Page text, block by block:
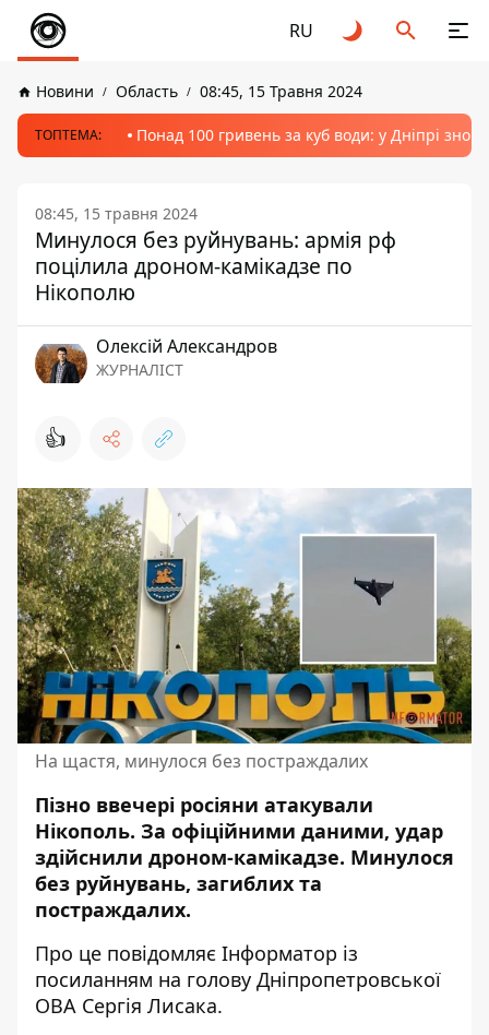
RU
Новини Область 08:45, 15 Травня 2024
ТОПТЕМА: Понад 100 гривень за куб води: у Дніпрі
08:45, 15 травня 2024
Минулося без руйнувань: армія рф
поцілила дроном-камікадзе по
Нікополю
Олексій Александров
ЖУРНАЛІСТ
👍
На щастя, минулося без постраждалих
Пізно ввечері росіяни атакували
Нікополь. За офіційними даними, удар
здійснили дроном-камікадзе. Минулося
без руйнувань, загиблих та
постраждалих.
Про це повідомляє Інформатор із
посиланням на голову Дніпропетровської
ОВА Сергія Лисака.